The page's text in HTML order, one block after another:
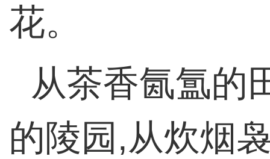
花。
从茶香氤氲的
的陵园,从炊烟